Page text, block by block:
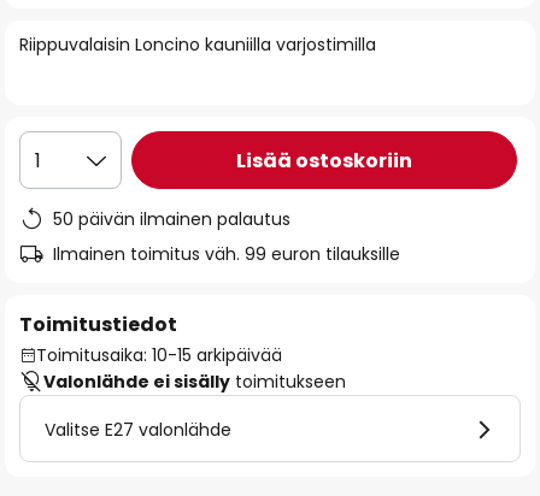
the
Riippuvalaisin Loncino kauniilla varjostimilla
1 Lisää ostoskoriin
50 päivän ilmainen palautus
Ilmainen toimitus väh. 99 euron tilauksille
Toimitustiedot
Toimitusaika: 10-15 arkipäivää
Valonlähde ei sisälly toimitukseen
Valitse E27 valonlähde